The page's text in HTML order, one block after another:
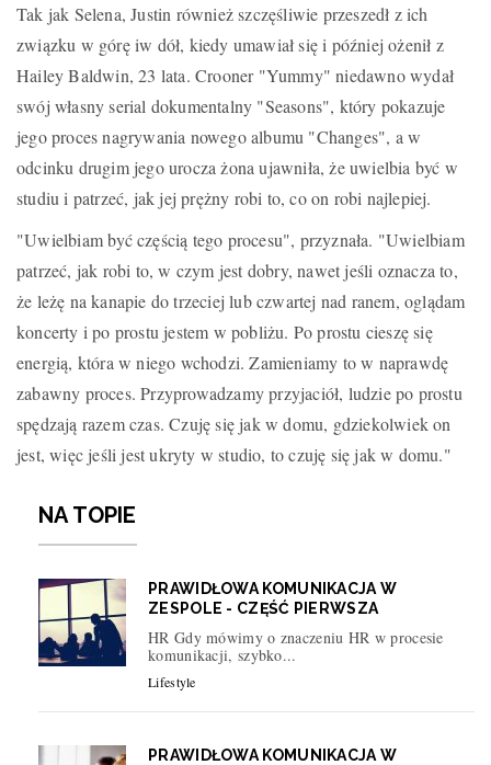
Tak jak Selena, Justin również szczęśliwie przeszedł z ich
związku w górę iw dół, kiedy umawiał się i później ożenił z
Hailey Baldwin, 23 lata. Crooner "Yummy" niedawno wydał
swój własny serial dokumentalny "Seasons", który pokazuje
jego proces nagrywania nowego albumu "Changes", a w
odcinku drugim jego urocza żona ujawniła, że uwielbia być w
studiu i patrzeć, jak jej prężny robi to, co on robi najlepiej.
"Uwielbiam być częścią tego procesu", przyznała. "Uwielbiam
patrzeć, jak robi to, w czym jest dobry, nawet jeśli oznacza to,
że leżę na kanapie do trzeciej lub czwartej nad ranem, oglądam
koncerty i po prostu jestem w pobliżu. Po prostu cieszę się
energią, która w niego wchodzi. Zamieniamy to w naprawdę
zabawny proces. Przyprowadzamy przyjaciół, ludzie po prostu
spędzają razem czas. Czuję się jak w domu, gdziekolwiek on
jest, więc jeśli jest ukryty w studio, to czuję się jak w domu."
NA TOPIE
PRAWIDŁOWA KOMUNIKACJA W
ZESPOLE - CZĘŚĆ PIERWSZA
HR Gdy mówimy o znaczeniu HR w procesie
komunikacji, szybko...
Lifestyle
PRAWIDŁOWA KOMUNIKACJA W